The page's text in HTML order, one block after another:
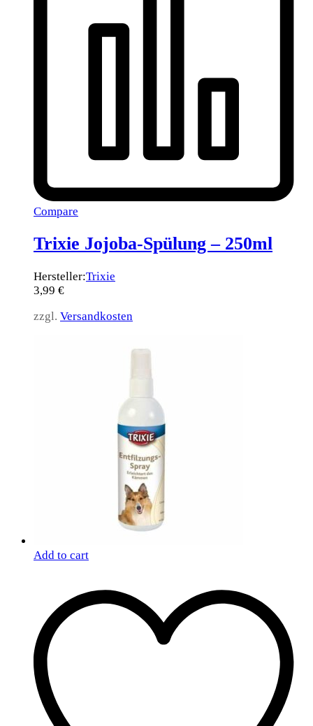
Compare
Trixie Jojoba-Spülung – 250ml
Hersteller:Trixie
3,99 €
zzgl. Versandkosten
Add to cart